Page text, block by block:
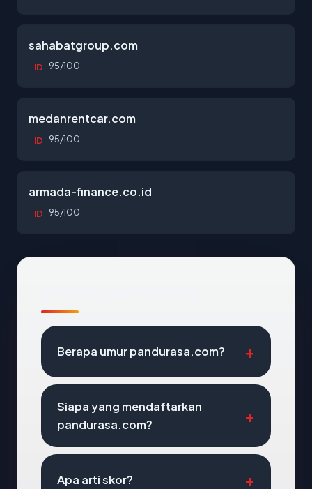
sahabatgroup.com
ID 95/100
medanrentcar.com
ID 95/100
armada-finance.co.id
ID 95/100
Berapa umur pandurasa.com?
Siapa yang mendaftarkan
pandurasa.com?
Apa arti skor?